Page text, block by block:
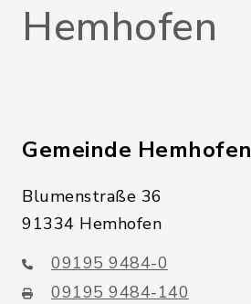
Hemhofen
Gemeinde Hemhofen
Blumenstraße 36
91334 Hemhofen
09195 9484-0
09195 9484-140